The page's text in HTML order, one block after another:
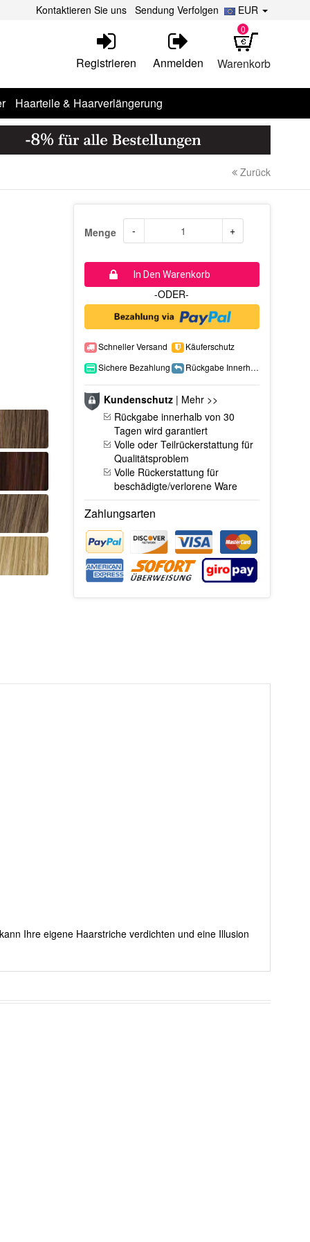
EUR
Kontaktieren Sie uns Sendung Verfolgen
Warenkorb
0
Registrieren Anmelden
Haarteile & Haarverlängerung
Zurück
Menge - +
In Den Warenkorb
-ODER-
Schneller Versand
Käuferschutz
Sichere Bezahlung
Rückgabe Innerhalb 15 Tage
Kundenschutz| Mehr >>
Rückgabe innerhalb von 30
Tagen wird garantiert
Volle oder Teilrückerstattung für
Qualitätsproblem
Volle Rückerstattung für
beschädigte/verlorene Ware
Zahlungsarten
Ihre eigene Haarstriche verdichten und eine Illusion